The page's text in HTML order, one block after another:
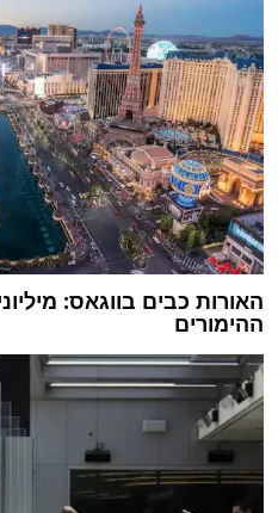
האורות כבים בווגאס:
ההימורים